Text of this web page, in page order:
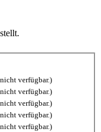
verfügbar.)
verfügbar.)
verfügbar.)
verfügbar.)
verfügbar.)